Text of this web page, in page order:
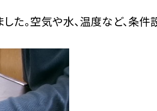
た。空気や水、温度など、条件